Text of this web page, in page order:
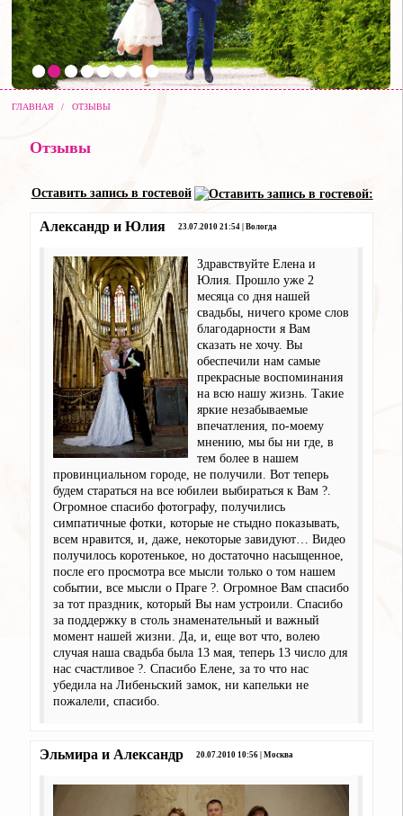
ГЛАВНАЯ / ОТЗЫВЫ
Отзывы
Оставить запись в гостевой
Александр и Юлия 23.07.2010 21:54 | Вологда
Здравствуйте Елена и
Юлия. Прошло уже 2
месяца со дня нашей
свадьбы, ничего кроме слов
благодарности я Вам
сказать не хочу. Вы
обеспечили нам самые
прекрасные воспоминания
на всю нашу жизнь. Такие
яркие незабываемые
впечатления, по-моему
мнению, мы бы ни где, в
тем более в нашем
провинциальном городе, не получили. Вот теперь
будем стараться на все юбилеи выбираться к Вам ?.
Огромное спасибо фотографу, получились
симпатичные фотки, которые не стыдно показывать,
всем нравится, и, даже, некоторые завидуют… Видео
получилось коротенькое, но достаточно насыщенное,
после его просмотра все мысли только о том нашем
событии, все мысли о Праге ?. Огромное Вам спасибо
за тот праздник, который Вы нам устроили. Спасибо
за поддержку в столь знаменательный и важный
момент нашей жизни. Да, и, еще вот что, волею
случая наша свадьба была 13 мая, теперь 13 число для
нас счастливое ?. Спасибо Елене, за то что нас
убедила на Либеньский замок, ни капельки не
пожалели, спасибо.
Эльмира и Александр 20.07.2010 10:56 | Москва